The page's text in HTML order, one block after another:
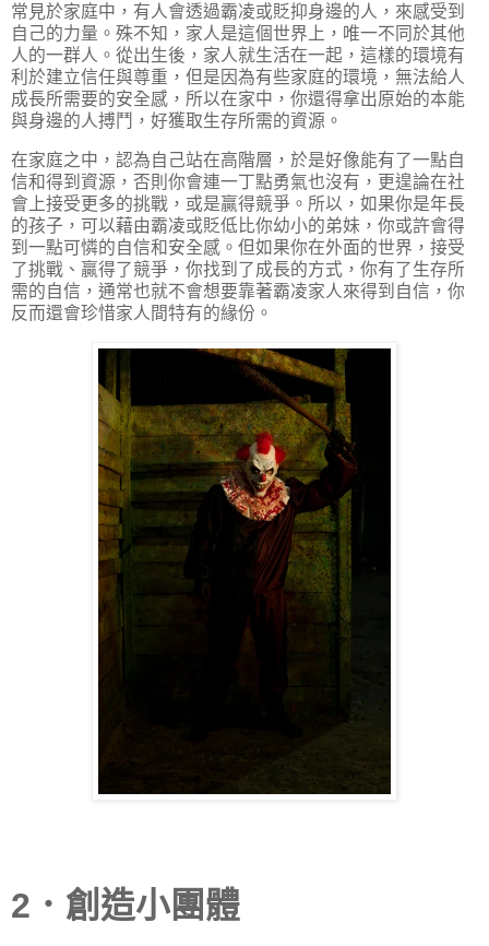
常見於家庭中，有人會透過霸凌或貶抑身邊的人，來感受到
自己的力量。殊不知，家人是這個世界上，唯一不同於其他
人的一群人。從出生後，家人就生活在一起，這樣的環境有
利於建立信任與尊重，但是因為有些家庭的環境，無法給人
成長所需要的安全感，所以在家中，你還得拿出原始的本能
與身邊的人搏鬥，好獲取生存所需的資源。
在家庭之中，認為自己站在高階層，於是好像能有了一點自
信和得到資源，否則你會連一丁點勇氣也沒有，更遑論在社
會上接受更多的挑戰，或是贏得競爭。所以，如果你是年長
的孩子，可以藉由霸凌或貶低比你幼小的弟妹，你或許會得
到一點可憐的自信和安全感。但如果你在外面的世界，接受
了挑戰、贏得了競爭，你找到了成長的方式，你有了生存所
需的自信，通常也就不會想要靠著霸凌家人來得到自信，你
反而還會珍惜家人間特有的緣份。
2．創造小團體